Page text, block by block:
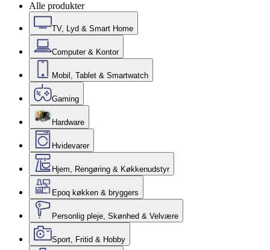
Alle produkter
TV, Lyd & Smart Home
Computer & Kontor
Mobil, Tablet & Smartwatch
Gaming
Hardware
Hvidevarer
Hjem, Rengøring & Køkkenudstyr
Epoq køkken & bryggers
Personlig pleje, Skønhed & Velvære
Sport, Fritid & Hobby